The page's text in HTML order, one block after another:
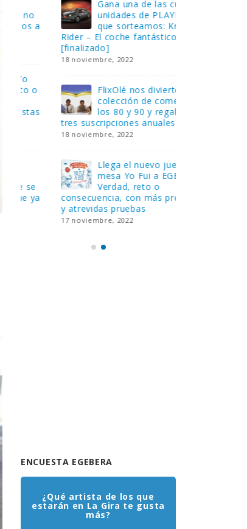
Gana una de las cuatro
unidades de PLAYMOBIL
que sorteamos: Knight
Rider – El coche fantástico
[finalizado]
18 noviembre, 2022
FlixOlé nos divierte con su
colección de comedias de
los 80 y 90 y regalamos
tres suscripciones anuales
18 noviembre, 2022
Llega el nuevo juego de
mesa Yo Fui a EGB:
Verdad, reto o
consecuencia, con más preguntas
y atrevidas pruebas
17 noviembre, 2022
ENCUESTA EGEBERA
¿Qué artista de los que
estarán en La Gira te gusta
más?